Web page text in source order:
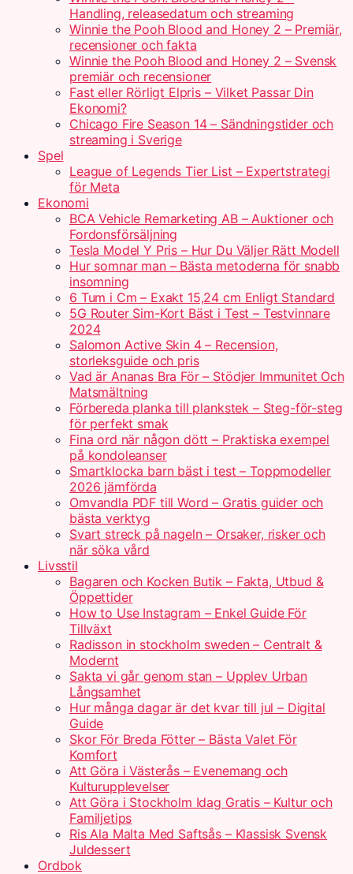
Handling, releasedatum och streaming
Winnie the Pooh Blood and Honey 2 – Premiär,
recensioner och fakta
Winnie the Pooh Blood and Honey 2 – Svensk
premiär och recensioner
Fast eller Rörligt Elpris – Vilket Passar Din
Ekonomi?
Chicago Fire Season 14 – Sändningstider och
streaming i Sverige
Spel
League of Legends Tier List – Expertstrategi
för Meta
Ekonomi
BCA Vehicle Remarketing AB – Auktioner och
Fordonsförsäljning
Tesla Model Y Pris – Hur Du Väljer Rätt Modell
Hur somnar man – Bästa metoderna för snabb
insomning
6 Tum i Cm – Exakt 15,24 cm Enligt Standard
5G Router Sim-Kort Bäst i Test – Testvinnare
2024
Salomon Active Skin 4 – Recension,
storleksguide och pris
Vad är Ananas Bra För – Stödjer Immunitet Och
Matsmältning
Förbereda planka till plankstek – Steg-för-steg
för perfekt smak
Fina ord när någon dött – Praktiska exempel
på kondoleanser
Smartklocka barn bäst i test – Toppmodeller
2026 jämförda
Omvandla PDF till Word – Gratis guider och
bästa verktyg
Svart streck på nageln – Orsaker, risker och
när söka vård
Livsstil
Bagaren och Kocken Butik – Fakta, Utbud &
Öppettider
How to Use Instagram – Enkel Guide För
Tillväxt
Radisson in stockholm sweden – Centralt &
Modernt
Sakta vi går genom stan – Upplev Urban
Långsamhet
Hur många dagar är det kvar till jul – Digital
Guide
Skor För Breda Fötter – Bästa Valet För
Komfort
Att Göra i Västerås – Evenemang och
Kulturupplevelser
Att Göra i Stockholm Idag Gratis – Kultur och
Familjetips
Ris Ala Malta Med Saftsås – Klassisk Svensk
Juldessert
Ordbok